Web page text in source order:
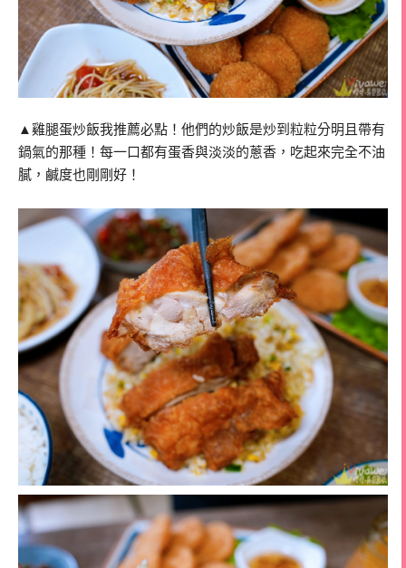
▲雞腿蛋炒飯我推薦必點！他們的炒飯是炒到粒粒分明且帶有
鍋氣的那種！每一口都有蛋香與淡淡的蔥香，吃起來完全不油
膩，鹹度也剛剛好！